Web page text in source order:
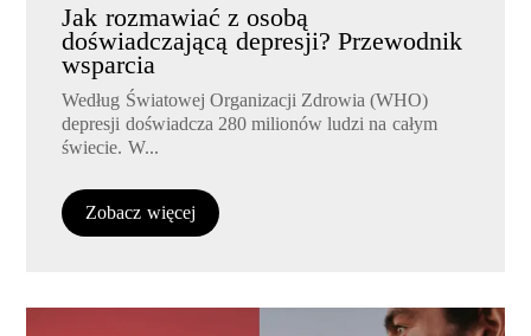
Jak rozmawiać z osobą
doświadczającą depresji? Przewodnik
wsparcia
Według Światowej Organizacji Zdrowia (WHO)
depresji doświadcza 280 milionów ludzi na całym
świecie. W...
Zobacz więcej